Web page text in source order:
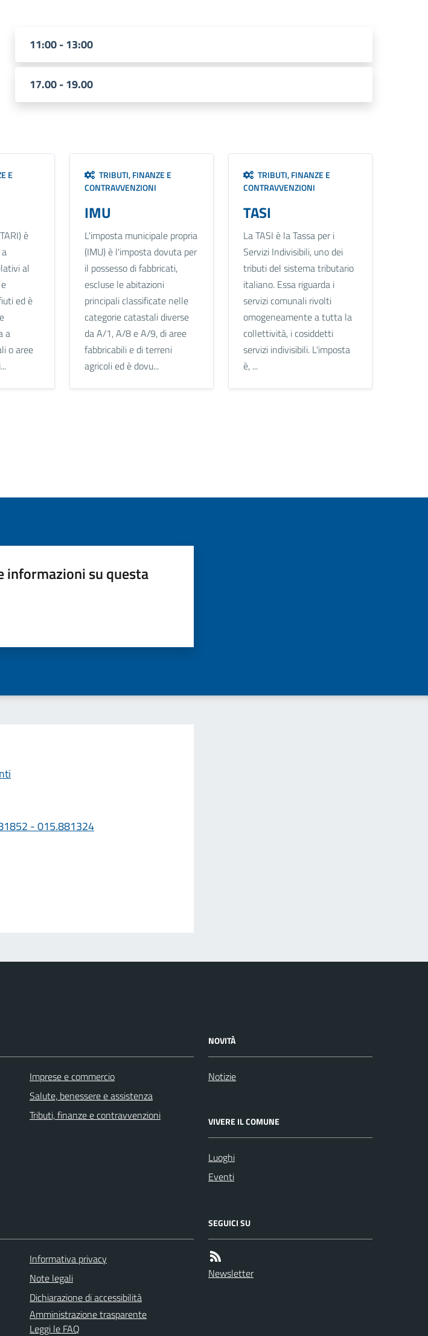
11:00 - 13:00
17.00 - 19.00
E
è
al
ed è
a
o aree
TRIBUTI, FINANZE E
CONTRAVVENZIONI
IMU
L'imposta municipale propria
(IMU) è l'imposta dovuta per
il possesso di fabbricati,
escluse le abitazioni
principali classificate nelle
categorie catastali diverse
da A/1, A/8 e A/9, di aree
fabbricabili e di terreni
agricoli ed è dovu...
TRIBUTI, FINANZE E
CONTRAVVENZIONI
TASI
La TASI è la Tassa per i
Servizi Indivisibili, uno dei
tributi del sistema tributario
italiano. Essa riguarda i
servizi comunali rivolti
omogeneamente a tutta la
collettività, i cosiddetti
servizi indivisibili. L'imposta
è, ...
informazioni su questa
- 015.881324
Imprese e commercio
Salute, benessere e assistenza
Tributi, finanze e contravvenzioni
NOVITÀ
Notizie
VIVERE IL COMUNE
Luoghi
Eventi
Informativa privacy
Note legali
Dichiarazione di accessibilità
Amministrazione trasparente
Leggi le FAQ
SEGUICI SU
Newsletter